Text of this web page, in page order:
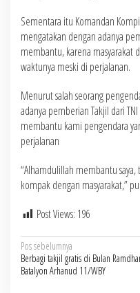
Sementara itu Komandan
mengatakan dengan adanya
membantu, karena masyarakat
waktunya meski di perjalanan.
Menurut salah seorang
adanya pemberian Takjil dari
membantu kami pengendara
perjalanan
“Alhamdulillah membantu saya,
kompak dengan masyarakat,”
Post Views: 196
Navigasi
pos
Pos sebelumnya
Berbagi takjil gratis di Bulan
Batalyon Arhanud 11/WBY